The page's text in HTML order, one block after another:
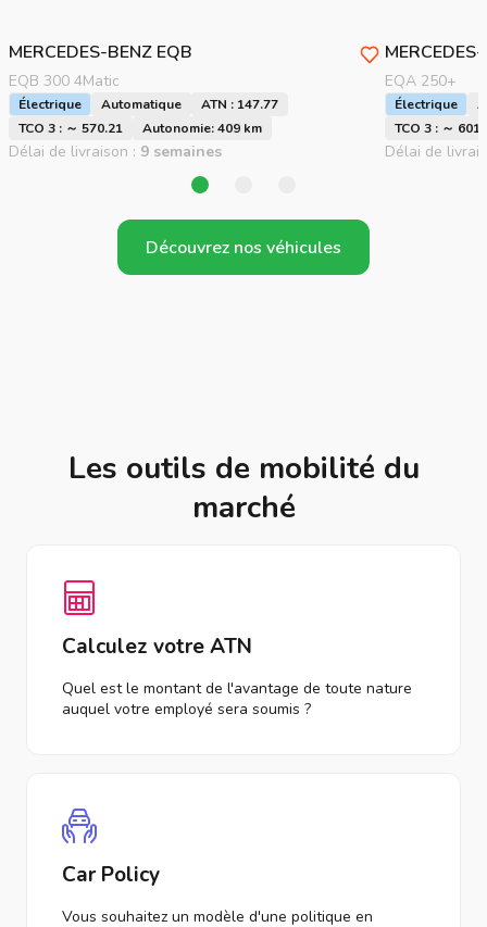
MERCEDES-BENZ EQB
EQB 300 4Matic
Électrique Automatique
ATN : 147.77
TCO 3 : ～ 570.21
Autonomie: 409 km
Délai de livraison : 9 semaines
EQA 250+
Électrique
TCO 3 : ～
Délai de
Découvrez nos véhicules
Les outils de mobilité du
marché
Calculez votre ATN
Quel est le montant de l'avantage de toute nature
auquel votre employé sera soumis ?
Car Policy
Vous souhaitez un modèle d'une politique en